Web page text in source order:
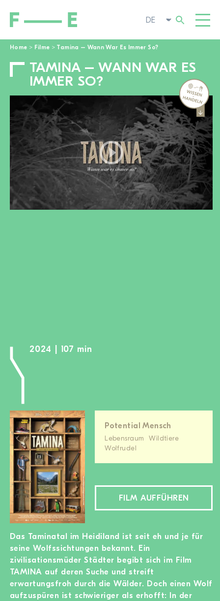
Home > Filme > Tamina – Wann War Es Immer So?
TAMINA – WANN WAR ES
IMMER SO?
2024 | 107 min
Potential Mensch
Lebensraum
Wildtiere
Wolfrudel
FILM AUFFÜHREN
Das Taminatal im Heidiland ist seit eh und je für
seine Wolfssichtungen bekannt. Ein
zivilisationsmüder Städter begibt sich im Film
TAMINA auf deren Suche und streift
erwartungsfroh durch die Wälder. Doch einen Wolf
aufzuspüren ist schwieriger als erhofft: In der
FILME
FESTIVAL
POP-UP KINO
ENGAGIEREN
AKTUELL
ÜBER UNS
Suchen
ZUR